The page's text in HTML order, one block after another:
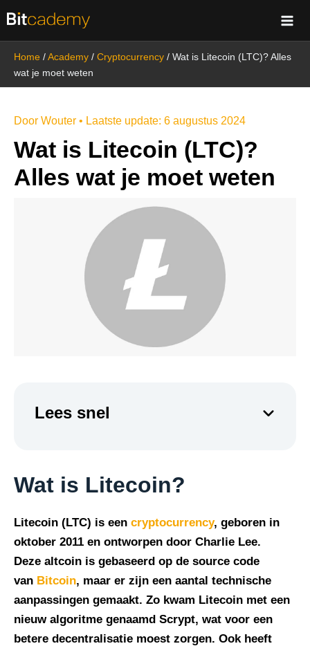
naar
inhoud
Home /Academy / Cryptocurrency / Wat is Litecoin (LTC)? Alles
wat je moet weten
Door Wouter • Laatste update: 6 augustus 2024
Wat is Litecoin (LTC)?
Alles wat je moet weten
Lees snel
Wat is Litecoin?
Litecoin (LTC) is een cryptocurrency, geboren in
oktober 2011 en ontworpen door Charlie Lee.
Deze altcoin is gebaseerd op de source code
van Bitcoin, maar er zijn een aantal technische
aanpassingen gemaakt. Zo kwam Litecoin met een
nieuw algoritme genaamd Scrypt, wat voor een
betere decentralisatie moest zorgen. Ook heeft